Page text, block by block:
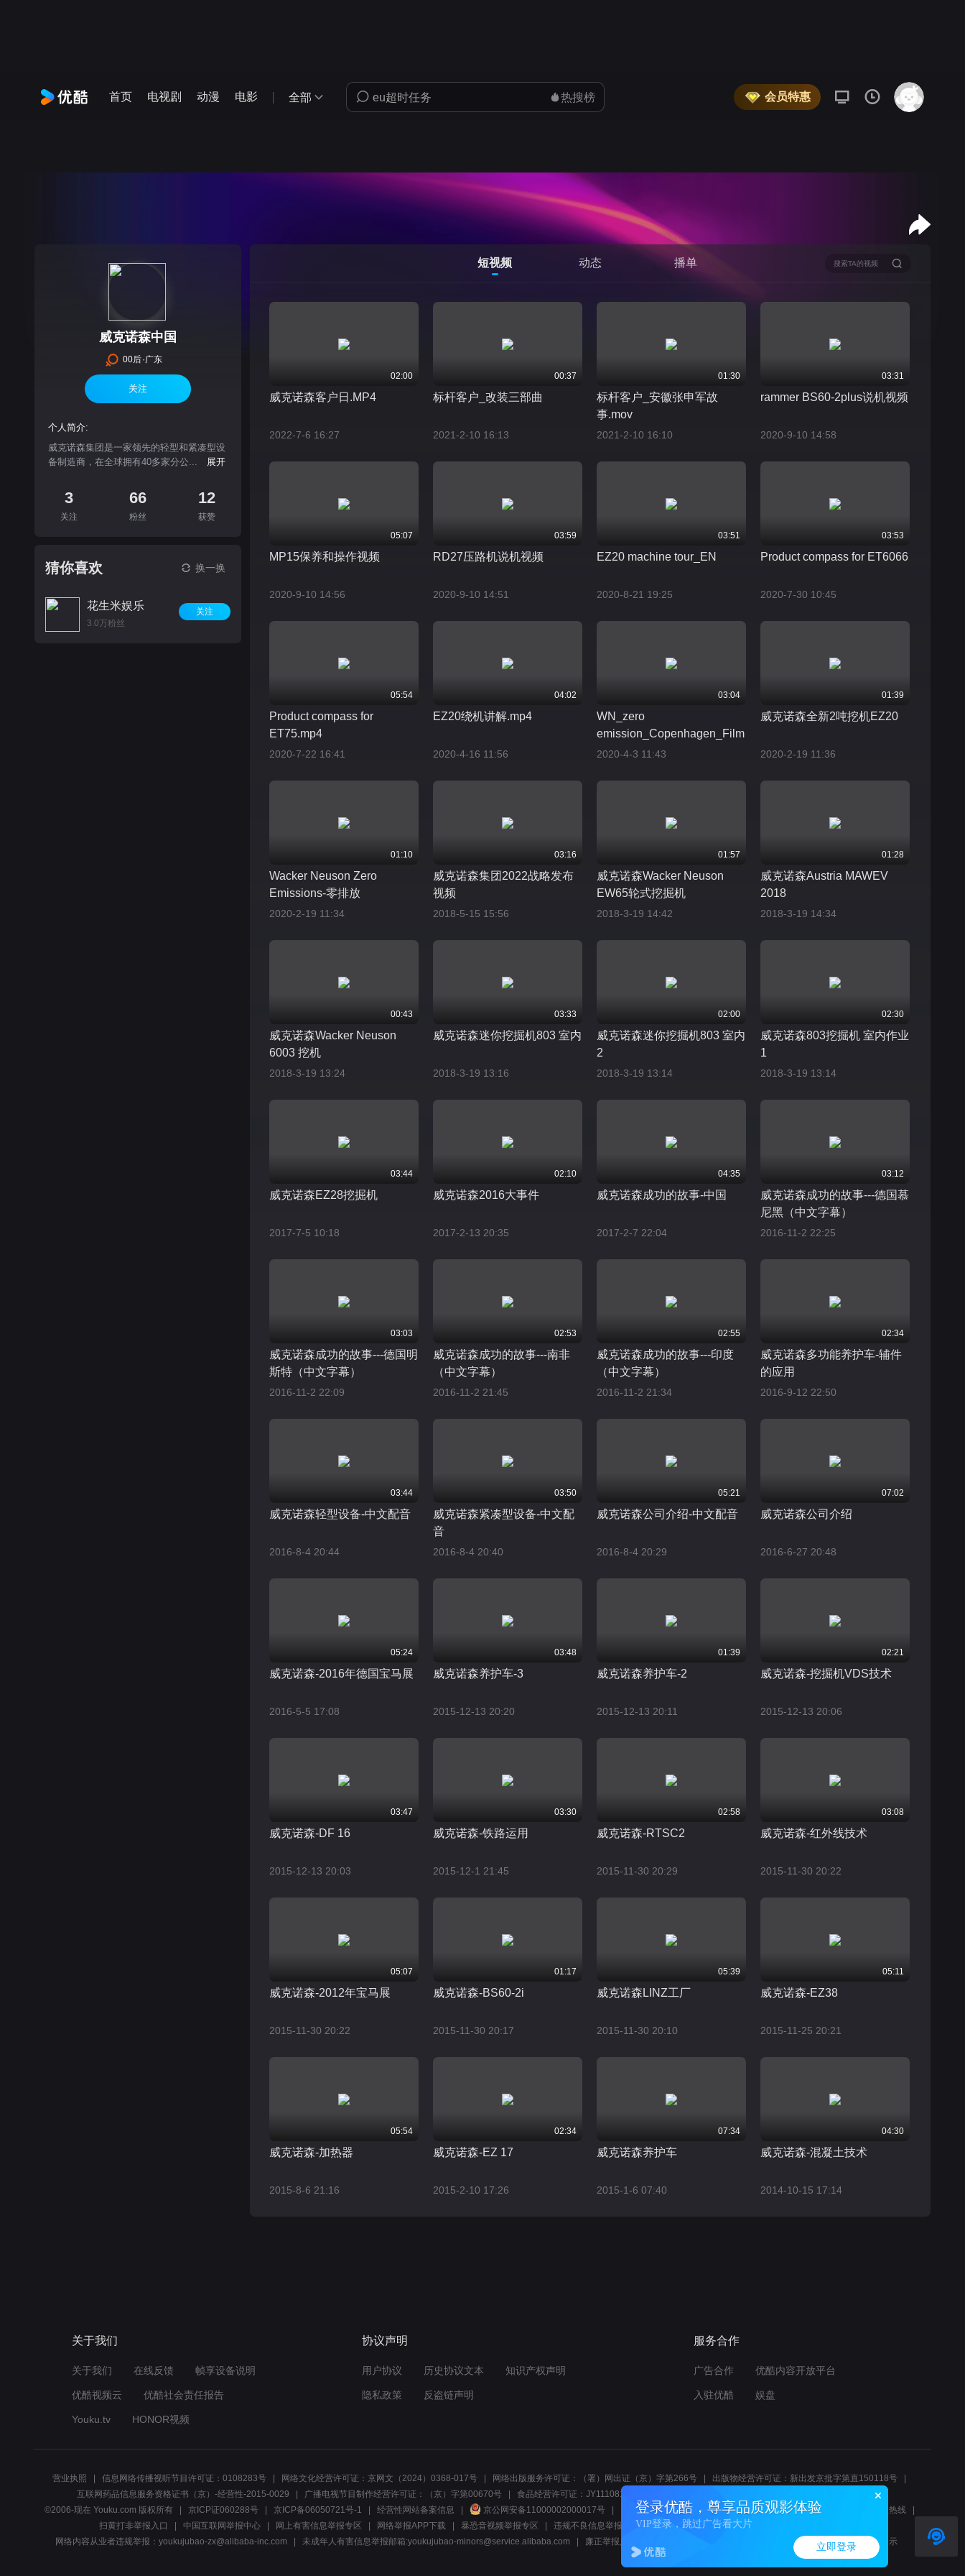
首页 电视剧 动漫 电影 全部 热搜榜
登录优酷，尊享品质观影体验
VIP登录，跳过广告看大片
立即登录
会员特惠
威克诺森中国
00后·广东
关注
个人简介:
威克诺森集团是一家领先的轻型和紧凑型设
备制造商，在全球拥有40多家分公...
展开
3
关注
66
粉丝
12
获赞
猜你喜欢 换一换
花生米娱乐
3.0万粉丝
关注
短视频 动态 播单
02:00
威克诺森客户日.MP4
2022-7-6 16:27
00:37
标杆客户_改装三部曲
2021-2-10 16:13
01:30
标杆客户_安徽张申军故
事.mov
2021-2-10 16:10
03:31
rammer BS60-2plus说机视频
2020-9-10 14:58
05:07
MP15保养和操作视频
2020-9-10 14:56
03:59
RD27压路机说机视频
2020-9-10 14:51
03:51
EZ20 machine tour_EN
2020-8-21 19:25
03:53
Product compass for ET6066
2020-7-30 10:45
05:54
Product compass for
ET75.mp4
2020-7-22 16:41
04:02
EZ20绕机讲解.mp4
2020-4-16 11:56
03:04
WN_zero
emission_Copenhagen_Film
2020-4-3 11:43
01:39
威克诺森全新2吨挖机EZ20
2020-2-19 11:36
01:10
Wacker Neuson Zero
Emissions-零排放
2020-2-19 11:34
03:16
威克诺森集团2022战略发布
视频
2018-5-15 15:56
01:57
威克诺森Wacker Neuson
EW65轮式挖掘机
2018-3-19 14:42
01:28
威克诺森Austria MAWEV
2018
2018-3-19 14:34
00:43
威克诺森Wacker Neuson
6003 挖机
2018-3-19 13:24
03:33
威克诺森迷你挖掘机803 室内
2018-3-19 13:16
02:00
威克诺森迷你挖掘机803 室内
2
2018-3-19 13:14
02:30
威克诺森803挖掘机 室内作业
1
2018-3-19 13:14
03:44
威克诺森EZ28挖掘机
2017-7-5 10:18
02:10
威克诺森2016大事件
2017-2-13 20:35
04:35
威克诺森成功的故事-中国
2017-2-7 22:04
03:12
威克诺森成功的故事---德国慕
尼黑（中文字幕）
2016-11-2 22:25
03:03
威克诺森成功的故事---德国明
斯特（中文字幕）
2016-11-2 22:09
02:53
威克诺森成功的故事---南非
（中文字幕）
2016-11-2 21:45
02:55
威克诺森成功的故事---印度
（中文字幕）
2016-11-2 21:34
02:34
威克诺森多功能养护车-辅件
的应用
2016-9-12 22:50
03:44
威克诺森轻型设备-中文配音
2016-8-4 20:44
03:50
威克诺森紧凑型设备-中文配
音
2016-8-4 20:40
05:21
威克诺森公司介绍-中文配音
2016-8-4 20:29
07:02
威克诺森公司介绍
2016-6-27 20:48
05:24
威克诺森-2016年德国宝马展
2016-5-5 17:08
03:48
威克诺森养护车-3
2015-12-13 20:20
01:39
威克诺森养护车-2
2015-12-13 20:11
02:21
威克诺森-挖掘机VDS技术
2015-12-13 20:06
03:47
威克诺森-DF 16
2015-12-13 20:03
03:30
威克诺森-铁路运用
2015-12-1 21:45
02:58
威克诺森-RTSC2
2015-11-30 20:29
03:08
威克诺森-红外线技术
2015-11-30 20:22
05:07
威克诺森-2012年宝马展
2015-11-30 20:22
01:17
威克诺森-BS60-2i
2015-11-30 20:17
05:39
威克诺森LINZ工厂
2015-11-30 20:10
05:11
威克诺森-EZ38
2015-11-25 20:21
05:54
威克诺森-加热器
2015-8-6 21:16
02:34
威克诺森-EZ 17
2015-2-10 17:26
07:34
威克诺森养护车
2015-1-6 07:40
04:30
威克诺森-混凝土技术
2014-10-15 17:14
关于我们
关于我们 在线反馈 帧享设备说明
优酷视频云 优酷社会责任报告
Youku.tv HONOR视频
协议声明
用户协议 历史协议文本 知识产权声明
隐私政策 反盗链声明
服务合作
广告合作 优酷内容开放平台
入驻优酷 娱盘
营业执照 信息网络传播视听节目许可证：0108283号 网络文化经营许可证：京网文（2024）0368-017号 网络出版服务许可证：（署）网出证（京）字第266号
出版物经营许可证：新出发京批字第直150118号
互联网药品信息服务资格证书（京）-经营性-2015-0029
广播电视节目制作经营许可证：（京）字第00670号 食品经营许可证：JY11108122976214
©2006-现在 Youku.com 版权所有
京ICP证060288号 京ICP备06050721号-1 经营性网站备案信息 京公网安备11000002000017号 网络110报警服务 北京互联网举报中心
北京12345文化市场举报热线
扫黄打非举报入口
中国互联网举报中心 网上有害信息举报专区 网络举报APP下载 暴恐音视频举报专区
违规不良信息举报:电话4008100580、邮箱youkujubao@service.alibaba.com
网络内容从业者违规举报：youkujubao-zx@alibaba-inc.com
未成年人有害信息举报邮箱:youkujubao-minors@service.alibaba.com 廉正举报入口 廉正举报邮箱：wenyulianzheng@alibaba-inc.com 算法公示